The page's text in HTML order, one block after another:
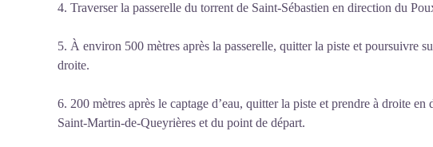
4. Traverser la passerelle du torrent de Saint-Sébastien en direction du
5. À environ 500 mètres après la passerelle, quitter la piste et poursuivre
droite.
6. 200 mètres après le captage d’eau, quitter la piste et prendre à droite
Saint-Martin-de-Queyrières et du point de départ.